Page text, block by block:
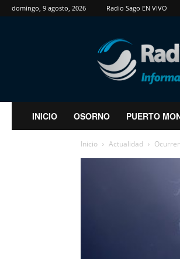
domingo, 9 agosto, 2026 Radio Sago EN VIVO
RadioSago
INICIO OSORNO PUERTO
Inicio Actualidad